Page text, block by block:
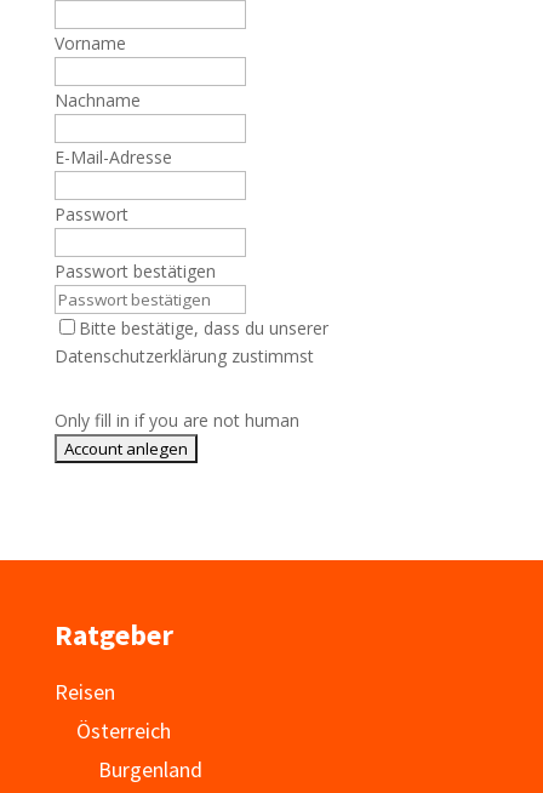
Vorname
Nachname
E-Mail-Adresse
Passwort
Passwort bestätigen
Bitte bestätige, dass du unserer
Datenschutzerklärung zustimmst
Only fill in if you are not human
Ratgeber
Reisen
Österreich
Burgenland